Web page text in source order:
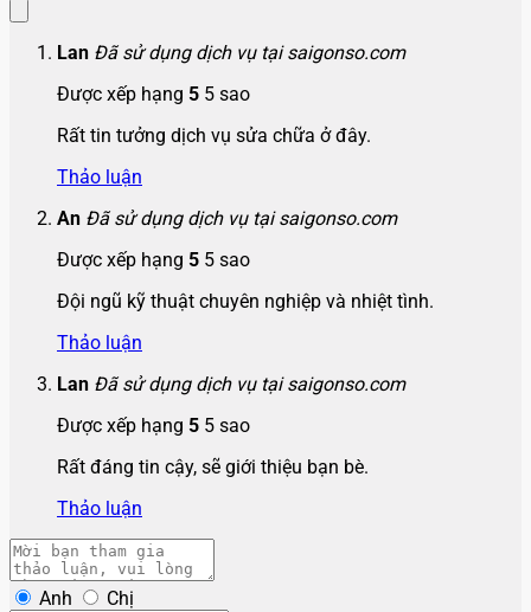
Lan Đã sử dụng dịch vụ tại saigonso.com
Được xếp hạng 5 5 sao
Rất tin tưởng dịch vụ sửa chữa ở đây.
Thảo luận
An Đã sử dụng dịch vụ tại saigonso.com
Được xếp hạng 5 5 sao
Đội ngũ kỹ thuật chuyên nghiệp và nhiệt tình.
Thảo luận
Lan Đã sử dụng dịch vụ tại saigonso.com
Được xếp hạng 5 5 sao
Rất đáng tin cậy, sẽ giới thiệu bạn bè.
Thảo luận
Anh Chị